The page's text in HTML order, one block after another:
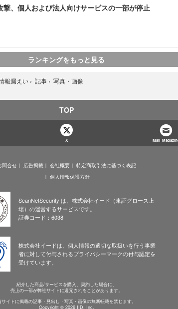
、個人および法人向けサービスの一部が停止
ランキングをもっと見る
報漏えい › 記事 › 写真・画像
TOP
X Mail
問合せ 広告掲載 会社概要
特定商取引法に基づく表記
個人情報保護方針
ScanNetSecurity は、株式会社イード（東証グロース上
場）の運営するサービスです。
証券コード：6038
株式会社イードは、個人情報の適切な取扱いを行う事業
者に対して付与されるプライバシーマークの付与認定を
受けています。
紹介した商品/サービスを購入、契約した場合に、
売上の一部が弊社サイトに還元されることがあります。
サイトに掲載の記事・見出し・写真・画像の無断転載を禁じます。
Copyright © 2026 IID, Inc.